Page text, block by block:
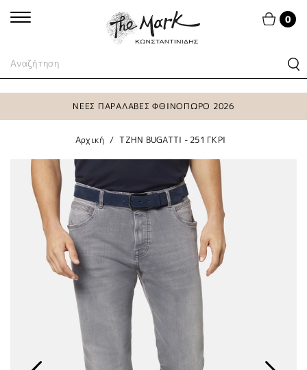
0
ΝΕΕΣ ΠΑΡΑΛΑΒΕΣ ΦΘΙΝΟΠΩΡΟ 2026
Αρχική TZHN BUGATTI - 251 ΓΚΡΙ